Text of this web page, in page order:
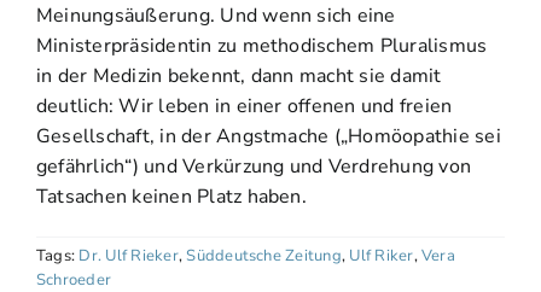
Meinungsäußerung. Und wenn sich eine
Ministerpräsidentin zu methodischem Pluralismus
in der Medizin bekennt, dann macht sie damit
deutlich: Wir leben in einer offenen und freien
Gesellschaft, in der Angstmache („Homöopathie sei
gefährlich“) und Verkürzung und Verdrehung von
Tatsachen keinen Platz haben.
Tags: Dr. Ulf Rieker,Süddeutsche Zeitung, Ulf Riker,Vera
Schroeder